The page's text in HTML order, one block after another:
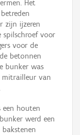
Het
zijn ijzeren
spilschroef voor
voor de
betonnen
bunker was
mitrailleur van
een houten
werd een